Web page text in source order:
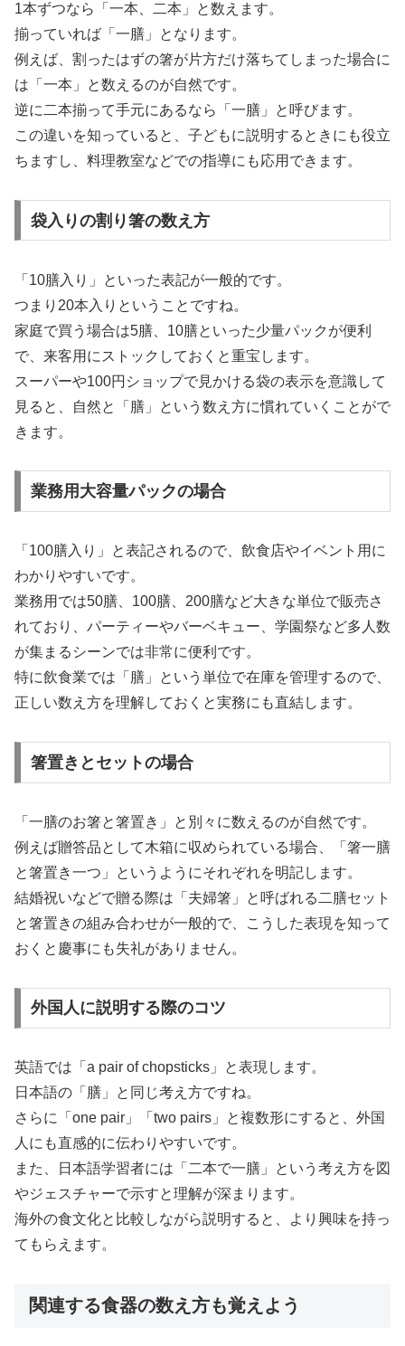
1本ずつなら「一本、二本」と数えます。
揃っていれば「一膳」となります。
例えば、割ったはずの箸が片方だけ落ちてしまった場合に
は「一本」と数えるのが自然です。
逆に二本揃って手元にあるなら「一膳」と呼びます。
この違いを知っていると、子どもに説明するときにも役立
ちますし、料理教室などでの指導にも応用できます。
袋入りの割り箸の数え方
「10膳入り」といった表記が一般的です。
つまり20本入りということですね。
家庭で買う場合は5膳、10膳といった少量パックが便利
で、来客用にストックしておくと重宝します。
スーパーや100円ショップで見かける袋の表示を意識して
見ると、自然と「膳」という数え方に慣れていくことがで
きます。
業務用大容量パックの場合
「100膳入り」と表記されるので、飲食店やイベント用に
わかりやすいです。
業務用では50膳、100膳、200膳など大きな単位で販売さ
れており、パーティーやバーベキュー、学園祭など多人数
が集まるシーンでは非常に便利です。
特に飲食業では「膳」という単位で在庫を管理するので、
正しい数え方を理解しておくと実務にも直結します。
箸置きとセットの場合
「一膳のお箸と箸置き」と別々に数えるのが自然です。
例えば贈答品として木箱に収められている場合、「箸一膳
と箸置き一つ」というようにそれぞれを明記します。
結婚祝いなどで贈る際は「夫婦箸」と呼ばれる二膳セット
と箸置きの組み合わせが一般的で、こうした表現を知って
おくと慶事にも失礼がありません。
外国人に説明する際のコツ
英語では「a pair of chopsticks」と表現します。
日本語の「膳」と同じ考え方ですね。
さらに「one pair」「two pairs」と複数形にすると、外国
人にも直感的に伝わりやすいです。
また、日本語学習者には「二本で一膳」という考え方を図
やジェスチャーで示すと理解が深まります。
海外の食文化と比較しながら説明すると、より興味を持っ
てもらえます。
関連する食器の数え方も覚えよう